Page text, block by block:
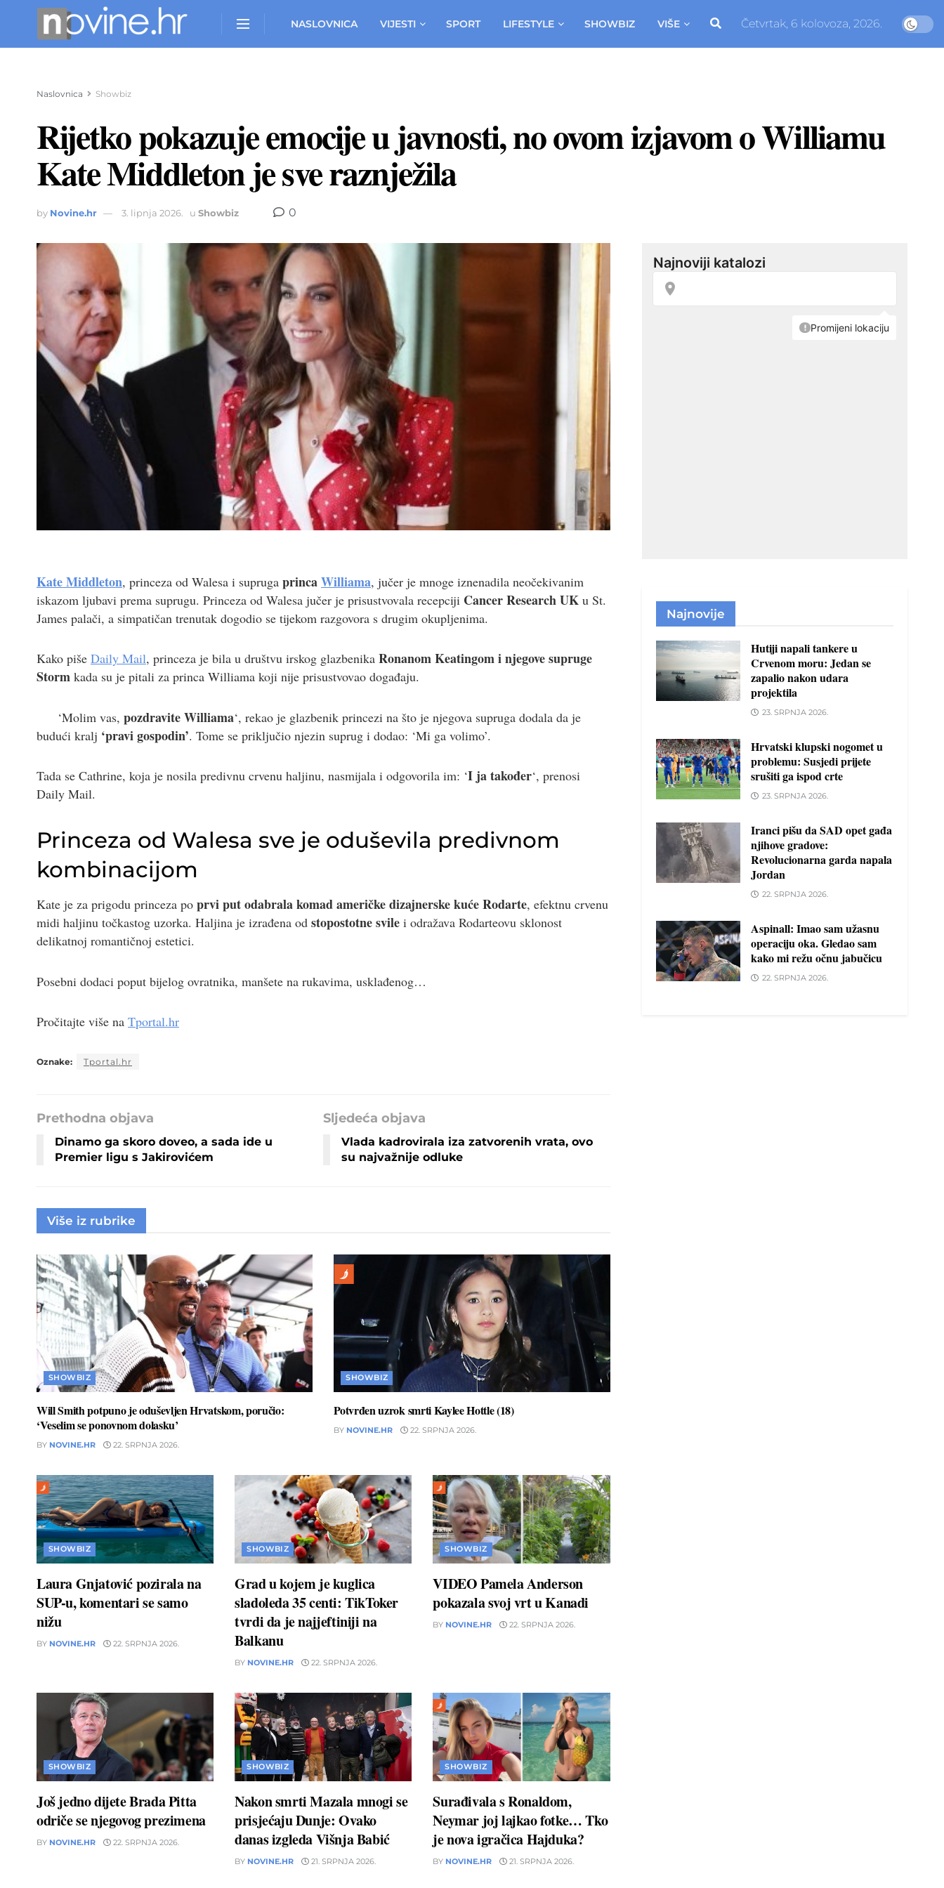
NASLOVNICA VIJESTI SPORT LIFESTYLE SHOWBIZ VIŠE Četvrtak, 6 kolovoza, 2026.
Naslovnica Showbiz
Rijetko pokazuje emocije u javnosti, no ovom izjavom o Williamu
Kate Middleton je sve raznježila
by Novine.hr 3. lipnja 2026. u Showbiz 0
Kate Middleton, princeza od Walesa i supruga princaWilliama, jučer je mnoge iznenadila neočekivanim
iskazom ljubavi prema suprugu. Princeza od Walesa jučer je prisustvovala recepciji Cancer Research UK u St.
James palači, a simpatičan trenutak dogodio se tijekom razgovora s drugim okupljenima.
Kako piše Daily Mail, princeza je bila u društvu irskog glazbenika Ronanom Keatingom i njegove supruge
Storm kada su je pitali za princa Williama koji nije prisustvovao događaju.
‘Molim vas, pozdravite Williama‘, rekao je glazbenik princezi na što je njegova supruga dodala da je
budući kralj ‘pravi gospodin’. Tome se priključio njezin suprug i dodao: ‘Mi ga volimo’.
Tada se Cathrine, koja je nosila predivnu crvenu haljinu, nasmijala i odgovorila im: ‘I ja također‘, prenosi
Daily Mail.
Princeza od Walesa sve je oduševila predivnom
kombinacijom
Kate je za prigodu princeza po prvi put odabrala komad američke dizajnerske kuće Rodarte, efektnu crvenu
midi haljinu točkastog uzorka. Haljina je izrađena od stopostotne svile i odražava Rodarteovu sklonost
delikatnoj romantičnoj estetici.
Posebni dodaci poput bijelog ovratnika, manšete na rukavima, usklađenog…
Pročitajte više na Tportal.hr
Oznake: Tportal.hr
Prethodna objava
Dinamo ga skoro doveo, a sada ide u
Premier ligu s Jakirovićem
Sljedeća objava
Vlada kadrovirala iza zatvorenih vrata, ovo
su najvažnije odluke
Više iz rubrike
SHOWBIZ
Will Smith potpuno je oduševljen Hrvatskom, poručio:
‘Veselim se ponovnom dolasku’
BY NOVINE.HR 22. SRPNJA 2026.
SHOWBIZ
Potvrđen uzrok smrti Kaylee Hottle (18)
BY NOVINE.HR 22. SRPNJA 2026.
SHOWBIZ
Laura Gnjatović pozirala na
SUP-u, komentari se samo
nižu
BY NOVINE.HR 22. SRPNJA 2026.
SHOWBIZ
Grad u kojem je kuglica
sladoleda 35 centi: TikToker
tvrdi da je najjeftiniji na
Balkanu
BY NOVINE.HR 22. SRPNJA 2026.
SHOWBIZ
VIDEO Pamela Anderson
pokazala svoj vrt u Kanadi
BY NOVINE.HR 22. SRPNJA 2026.
SHOWBIZ
Još jedno dijete Brada Pitta
odriče se njegovog prezimena
BY NOVINE.HR 22. SRPNJA 2026.
SHOWBIZ
Nakon smrti Mazala mnogi se
prisjećaju Dunje: Ovako
danas izgleda Višnja Babić
BY NOVINE.HR 21. SRPNJA 2026.
SHOWBIZ
Surađivala s Ronaldom,
Neymar joj lajkao fotke… Tko
je nova igračica Hajduka?
BY NOVINE.HR 21. SRPNJA 2026.
Najnovije
Hutiji napali tankere u
Crvenom moru: Jedan se
zapalio nakon udara
projektila
23. SRPNJA 2026.
Hrvatski klupski nogomet u
problemu: Susjedi prijete
srušiti ga ispod crte
23. SRPNJA 2026.
Iranci pišu da SAD opet gađa
njihove gradove:
Revolucionarna garda napala
Jordan
22. SRPNJA 2026.
Aspinall: Imao sam užasnu
operaciju oka. Gledao sam
kako mi režu očnu jabučicu
22. SRPNJA 2026.